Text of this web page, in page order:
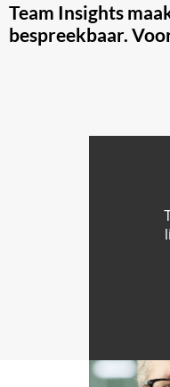
Team Insights
bespreekbaar.